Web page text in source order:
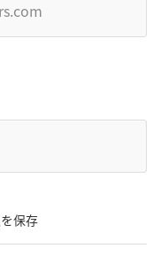
保存